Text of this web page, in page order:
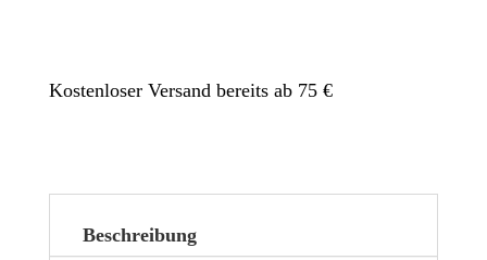
Kostenloser Versand bereits ab 75 €
Beschreibung